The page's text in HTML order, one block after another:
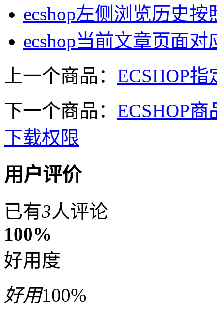
ecshop左侧浏览历史
ecshop当前文章页面
上一个商品： ECSHOP
下一个商品： ECSHOP
下载权限
用户评价
已有3人评论
100%
好用度
好用100%